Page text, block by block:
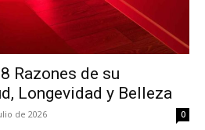
Razones de su
Longevidad y Belleza
de 2026 0